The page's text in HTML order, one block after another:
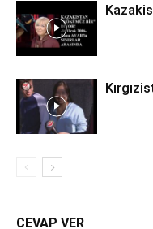
CEVAP VER